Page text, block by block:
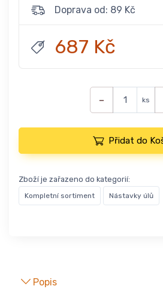
Doprava od: 89 Kč
687 Kč
− ks
Přidat do
Zboží je zařazeno do kategorií:
Kompletní sortiment Nástavky úlů
Popis